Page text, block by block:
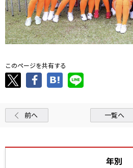
このページを共有する
前へ 一覧へ
年別